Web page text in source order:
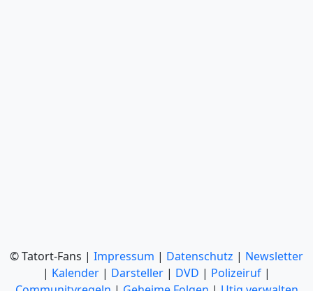
© Tatort-Fans | Impressum | Datenschutz | Newsletter
| Kalender | Darsteller | DVD | Polizeiruf |